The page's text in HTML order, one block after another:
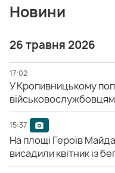
Новини
26 травня 2026
17:02
У Кропивницькому
15:37
На площі Героїв
висадили квітник із